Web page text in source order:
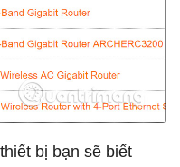
bị bạn sẽ biết